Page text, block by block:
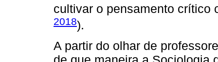
cultivar o pensamento crítico
2018).
A partir do olhar de